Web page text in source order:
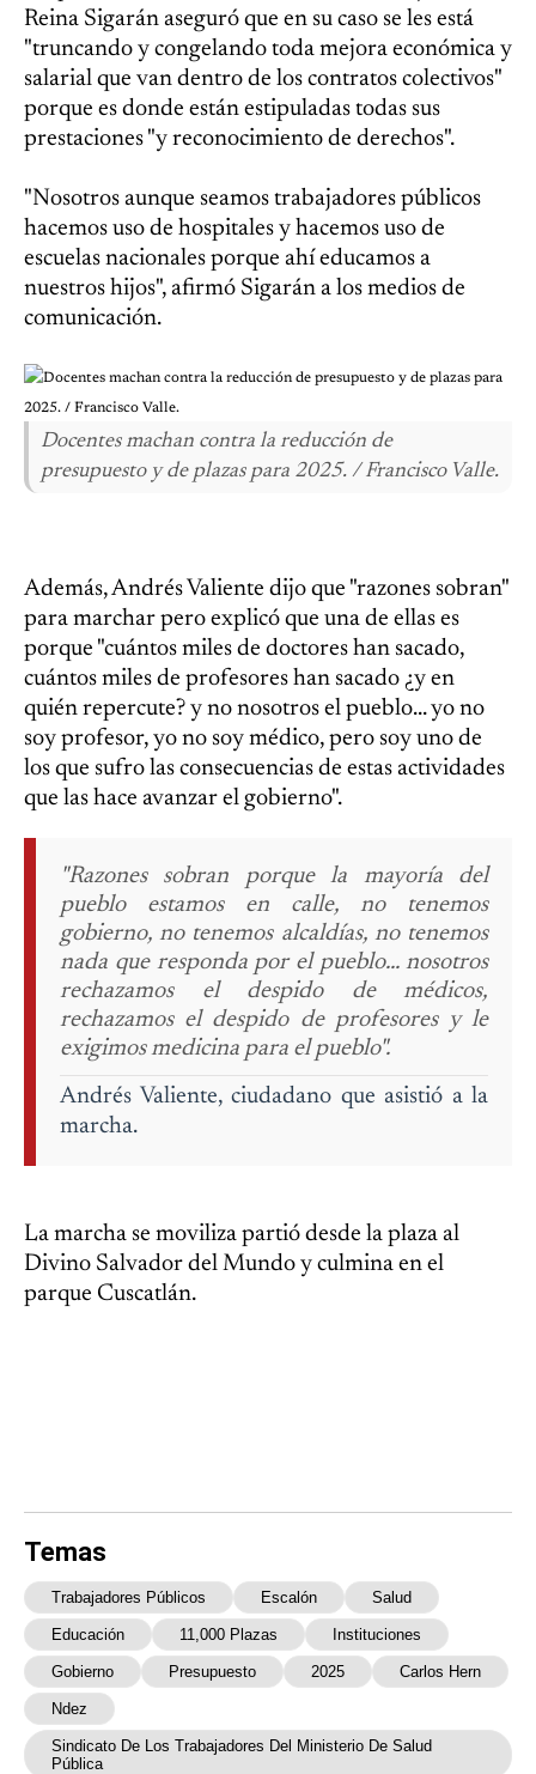
Reina Sigarán aseguró que en su caso se les está
"truncando y congelando toda mejora económica y
salarial que van dentro de los contratos colectivos"
porque es donde están estipuladas todas sus
prestaciones "y reconocimiento de derechos".
"Nosotros aunque seamos trabajadores públicos
hacemos uso de hospitales y hacemos uso de
escuelas nacionales porque ahí educamos a
nuestros hijos", afirmó Sigarán a los medios de
comunicación.
Docentes machan contra la reducción de
presupuesto y de plazas para 2025. / Francisco Valle.
Además, Andrés Valiente dijo que "razones sobran"
para marchar pero explicó que una de ellas es
porque "cuántos miles de doctores han sacado,
cuántos miles de profesores han sacado ¿y en
quién repercute? y no nosotros el pueblo... yo no
soy profesor, yo no soy médico, pero soy uno de
los que sufro las consecuencias de estas actividades
que las hace avanzar el gobierno".
"Razones sobran porque la mayoría del
pueblo estamos en calle, no tenemos
gobierno, no tenemos alcaldías, no tenemos
nada que responda por el pueblo... nosotros
rechazamos el despido de médicos,
rechazamos el despido de profesores y le
exigimos medicina para el pueblo".
Andrés Valiente, ciudadano que asistió a la
marcha.
La marcha se moviliza partió desde la plaza al
Divino Salvador del Mundo y culmina en el
parque Cuscatlán.
Temas
Trabajadores Públicos Escalón Salud
Educación 11,000 Plazas Instituciones
Gobierno Presupuesto 2025 Carlos Hern
Ndez
Sindicato De Los Trabajadores Del Ministerio De Salud
Pública